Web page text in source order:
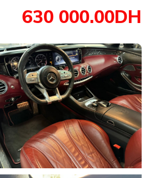
630 000.00DH